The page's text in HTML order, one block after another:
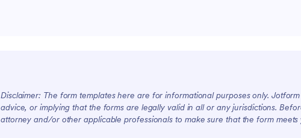
For Customers
Disclaimer: The form templates here are for informational purposes only.
advice, or implying that the forms are legally valid in all or any jurisdictions.
attorney and/or other applicable professionals to make sure that the form